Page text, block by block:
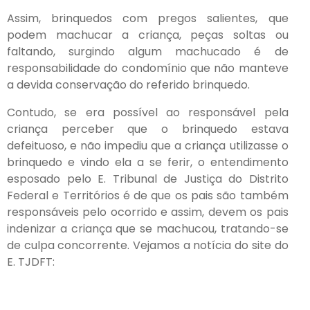
Assim, brinquedos com pregos salientes, que
podem machucar a criança, peças soltas ou
faltando, surgindo algum machucado é de
responsabilidade do condomínio que não manteve
a devida conservação do referido brinquedo.
Contudo, se era possível ao responsável pela
criança perceber que o brinquedo estava
defeituoso, e não impediu que a criança utilizasse o
brinquedo e vindo ela a se ferir, o entendimento
esposado pelo E. Tribunal de Justiça do Distrito
Federal e Territórios é de que os pais são também
responsáveis pelo ocorrido e assim, devem os pais
indenizar a criança que se machucou, tratando-se
de culpa concorrente. Vejamos a notícia do site do
E. TJDFT: